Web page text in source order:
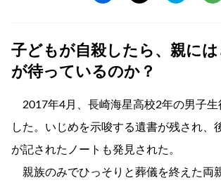
子どもが自殺したら、親に
が待っているのか？
2017年4月、長崎海星高校2年の男子生
した。いじめを示唆する遺書が残され、
が記されたノートも発見された。
親族のみでひっそりと葬儀を終えた両